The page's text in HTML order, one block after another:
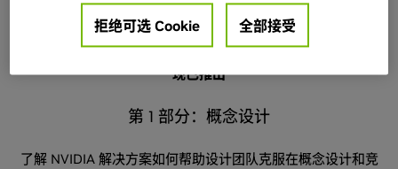
现已推出
第 1 部分：概念设计
了解 NVIDIA 解决方案如何帮助设计团队克服在概念设计和竞
拒绝可选 Cookie 全部接受